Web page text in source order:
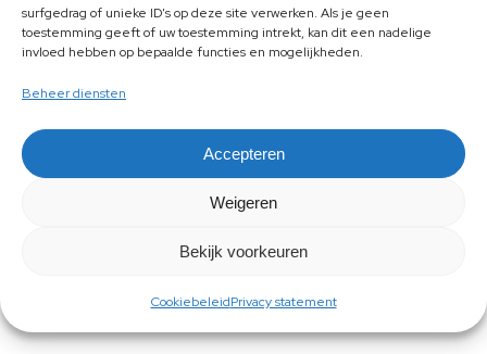
surfgedrag of unieke ID's op deze site verwerken. Als je geen
toestemming geeft of uw toestemming intrekt, kan dit een nadelige
invloed hebben op bepaalde functies en mogelijkheden.
Beheer diensten
Accepteren
Weigeren
Bekijk voorkeuren
CookiebeleidPrivacy statement